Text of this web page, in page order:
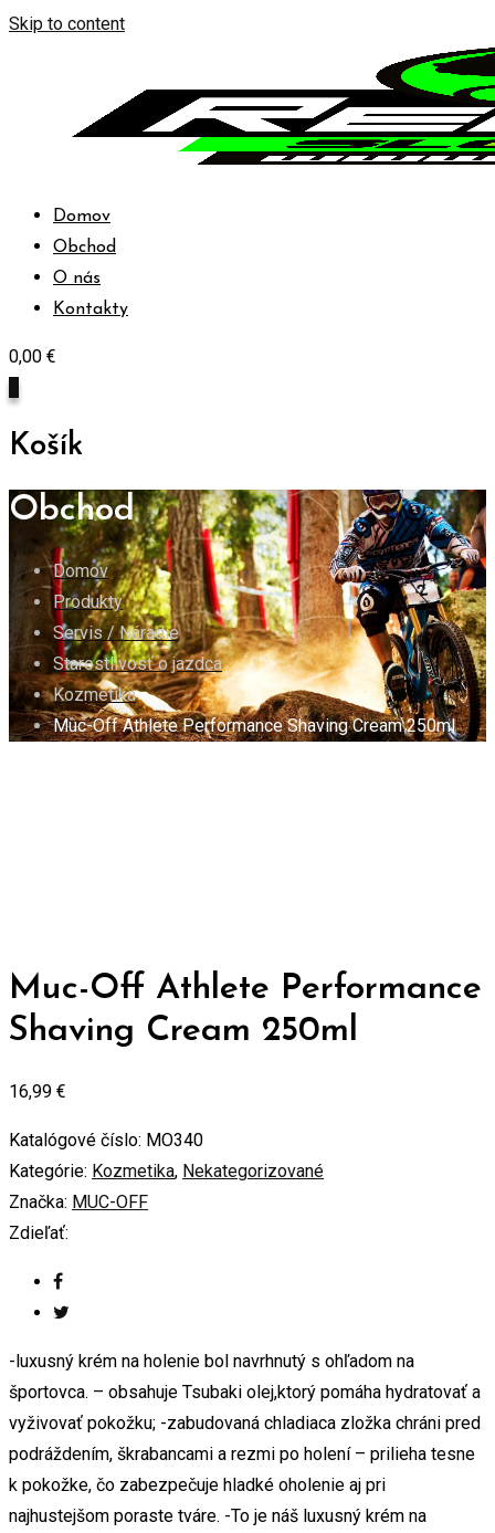
Skip to content
Domov
Obchod
O nás
Kontakty
0,00 €
Košík
Obchod
Domov
Produkty
Servis / Náradie
Starostlivosť o jazdca
Kozmetika
Muc-Off Athlete Performance Shaving Cream 250ml
Muc-Off Athlete Performance
Shaving Cream 250ml
16,99 €
Katalógové číslo: MO340
Kategórie: Kozmetika, Nekategorizované
Značka: MUC-OFF
Zdieľať:
-luxusný krém na holenie bol navrhnutý s ohľadom na
športovca. – obsahuje Tsubaki olej,ktorý pomáha hydratovať a
vyživovať pokožku; -zabudovaná chladiaca zložka chráni pred
podráždením, škrabancami a rezmi po holení – prilieha tesne
k pokožke, čo zabezpečuje hladké oholenie aj pri
najhustejšom poraste tváre. -To je náš luxusný krém na